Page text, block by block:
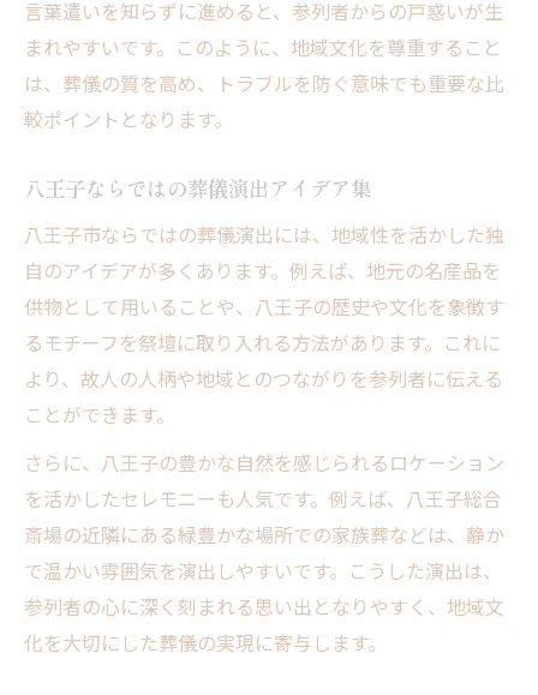
言葉遣いを知らずに進めると、参列者からの戸惑いが生
まれやすいです。このように、地域文化を尊重すること
は、葬儀の質を高め、トラブルを防ぐ意味でも重要な比
較ポイントとなります。
八王子ならではの葬儀演出アイデア集
八王子市ならではの葬儀演出には、地域性を活かした独
自のアイデアが多くあります。例えば、地元の名産品を
供物として用いることや、八王子の歴史や文化を象徴す
るモチーフを祭壇に取り入れる方法があります。これに
より、故人の人柄や地域とのつながりを参列者に伝える
ことができます。
さらに、八王子の豊かな自然を感じられるロケーション
を活かしたセレモニーも人気です。例えば、八王子総合
斎場の近隣にある緑豊かな場所での家族葬などは、静か
で温かい雰囲気を演出しやすいです。こうした演出は、
参列者の心に深く刻まれる思い出となりやすく、地域文
化を大切にした葬儀の実現に寄与します。